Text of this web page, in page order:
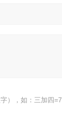
），如：三加四=7